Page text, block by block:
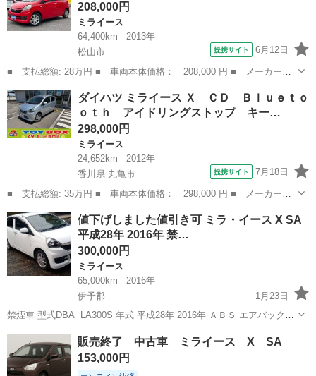
量： 660cc...
208,000円
ミライース
64,400km
2013年
松山市
提携サイト 6月12日
■ 支払総額: 28万円 ■ 車両本体価格： 208,000 円 ■ メーカー
名： ダイハツ ■ 車種名： ミライース ■ グレード名： Ｌ ■
排気量： 660cc ■ ドア枚数： 5D ■ ミッション： インパネAT ...
愛媛 松山市 ミライース
ダイハツ ミライース Ｘ ＣＤ Ｂｌｕｅｔｏ
ｏｔｈ アイドリングストップ キー…
298,000円
ミライース
24,652km
2012年
香川県 丸亀市
提携サイト 7月18日
■ 支払総額: 35万円 ■ 車両本体価格： 298,000 円 ■ メーカー
名： ダイハツ ■ 車種名： ミライース ■ グレード名： Ｘ Ｃ
Ｄ Ｂｌｕｅｔｏｏｔｈ アイドリングストップ キーレス パワス
テ パワーウィン...
香川 丸亀市 ミライース
値下げしました値引き可 ミラ・イース X SA
平成28年 2016年 禁…
300,000円
ミライース
65,000km
2016年
伊予郡
1月23日
禁煙車 型式DBA−LA300S 年式 平成28年 2016年 ＡＢＳ エアバック
CDデッキ キーレス PVガラス アルミホイール スマートアシスト エコ
アイドル 付きです 走行が少ないけ...
愛媛 伊予郡 ミライース イース
販売終了 中古車 ミライース X SA
153,000円